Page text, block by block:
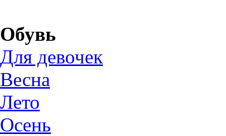
Обувь
Для девочек
Весна
Лето
Осень